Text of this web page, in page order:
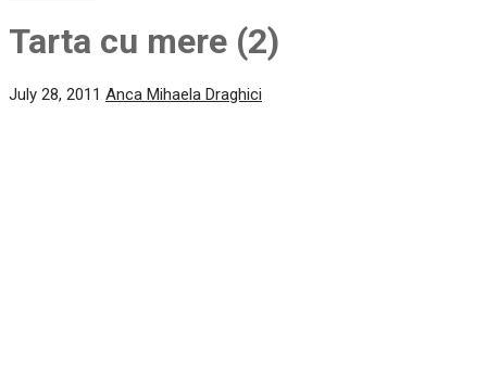
Tarta cu mere (2)
July 28, 2011 Anca Mihaela Draghici